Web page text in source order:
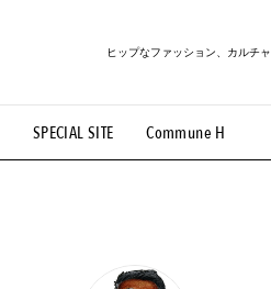
SPECIAL SITE Commune H
ヒップなファッション、カルチ
#路地裏てぃーん。 #MONTHLY